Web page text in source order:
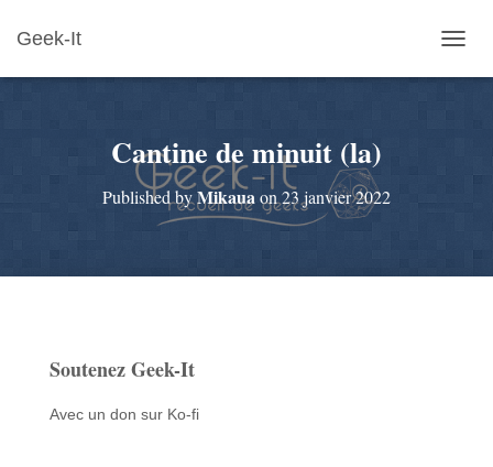
Geek-It
U
Cantine de minuit (la)
Published byMikauaon23 janvier 2022
Soutenez Geek-It
Avec un don sur Ko-fi